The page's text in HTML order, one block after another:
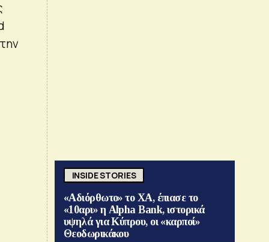
INSIDE STORIES
«Αδιόρθωτο» το ΧΑ, έπιασε το
«10αρι» η Alpha Bank, ιστορικά
υψηλά για Κύπρου, οι «καρποί»
Θεοδωρικάκου